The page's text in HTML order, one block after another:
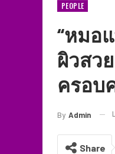
PEOPLE
“หมอ
ผิวสว
ครอบ
By Admin
Share